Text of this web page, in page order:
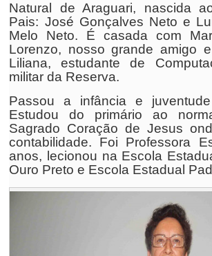
Natural de Araguari, nascida
Pais: José Gonçalves Neto e
Melo Neto. É casada com
Lorenzo, nosso grande amigo
Liliana, estudante de
militar da Reserva.
Passou a infância e
Estudou do primário ao
Sagrado Coração de Jesus
contabilidade. Foi Professora
anos, lecionou na Escola
Ouro Preto e Escola Estadual